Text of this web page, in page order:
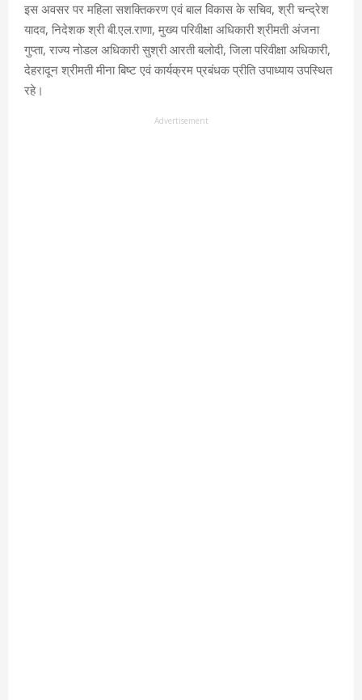
इस अवसर पर महिला सशक्तिकरण एवं बाल विकास के सचिव, श्री चन्द्रेश
यादव, निदेशक श्री बी.एल.राणा, मुख्य परिवीक्षा अधिकारी श्रीमती अंजना
गुप्ता, राज्य नोडल अधिकारी सुश्री आरती बलोदी, जिला परिवीक्षा अधिकारी,
देहरादून श्रीमती मीना बिष्ट एवं कार्यक्रम प्रबंधक प्रीति उपाध्याय उपस्थित
रहे।
Advertisement